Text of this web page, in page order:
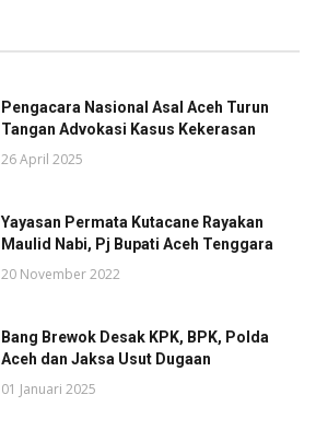
Pengacara Nasional Asal Aceh Turun
Tangan Advokasi Kasus Kekerasan
26 April 2025
Yayasan Permata Kutacane Rayakan
Maulid Nabi, Pj Bupati Aceh Tenggara
20 November 2022
Bang Brewok Desak KPK, BPK, Polda
Aceh dan Jaksa Usut Dugaan
01 Januari 2025